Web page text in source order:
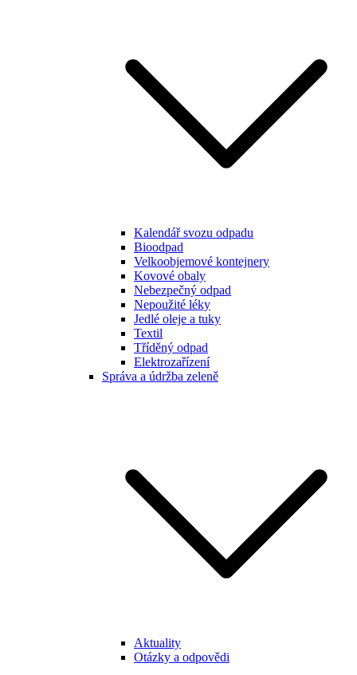
Kalendář svozu odpadu
Bioodpad
Velkoobjemové kontejnery
Kovové obaly
Nebezpečný odpad
Nepoužité léky
Jedlé oleje a tuky
Textil
Tříděný odpad
Elektrozařízení
Správa a údržba zeleně
Aktuality
Otázky a odpovědi